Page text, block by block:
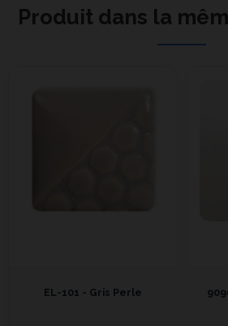
Produit dans la
EL-101 - Gris Perle